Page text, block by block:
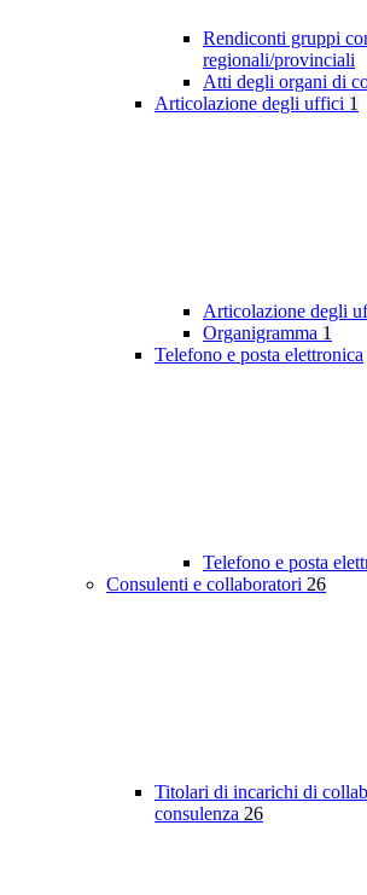
Rendiconti gruppi
regionali/provinciali
Atti degli organi di
Articolazione degli uffici 1
Articolazione degli
Organigramma 1
Telefono e posta elettronica
Telefono e posta
Consulenti e collaboratori 26
Titolari di incarichi di
consulenza 26